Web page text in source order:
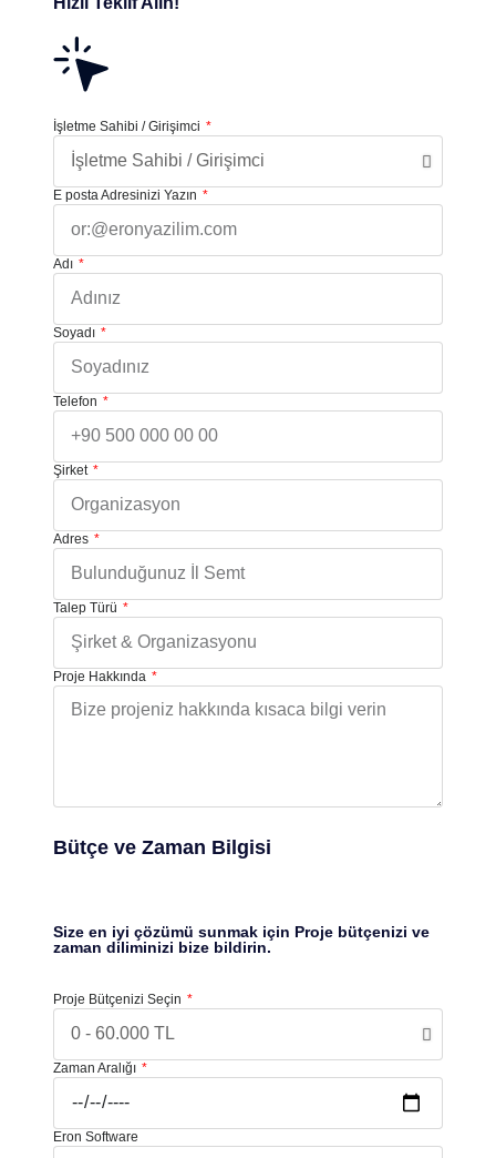
İşletme Sahibi / Girişimci
E posta Adresinizi Yazın
Adı
Soyadı
Telefon
Şirket
Adres
Talep Türü
Proje Hakkında
Bütçe ve Zaman Bilgisi
Size en iyi çözümü sunmak için Proje bütçenizi ve
zaman diliminizi bize bildirin.
Proje Bütçenizi Seçin
Zaman Aralığı
Eron Software